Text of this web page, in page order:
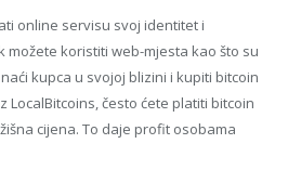
online servisu svoj identitet i
možete koristiti web-mjesta kao što su
naći kupca u svojoj blizini i kupiti bitcoin
z LocalBitcoins, često ćete platiti bitcoin
cijena. To daje profit osobama